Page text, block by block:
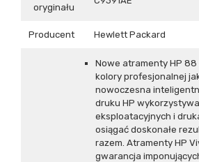
oryginału
Producent Hewlett Packard
Nowe atramenty HP
kolory profesjonalnej
nowoczesna
druku HP
eksploatacyjnych i
osiągać doskonałe
razem. Atramenty HP
gwarancja